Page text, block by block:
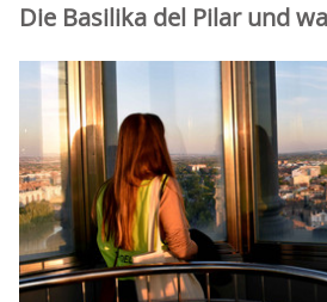
Die Basilika del Pilar und